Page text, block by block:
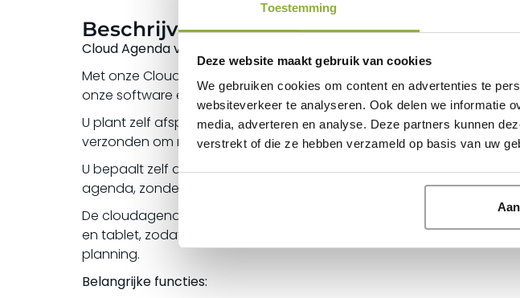
Toestemming
Deze website maakt gebruik van cookies
We gebruiken cookies om content en advertenties te
websiteverkeer te analyseren. Ook delen we informatie
media, adverteren en analyse. Deze partners kunnen
verstrekt of die ze hebben verzameld op basis van uw
Beschrijving:
Cloud Agenda voor uw salon – Altijd en overal inzicht
Met onze Cloud Agenda beheert u eenvoudig al uw salon
onze software en realtime gesynchroniseerd, zodat u altijd werkt
U plant zelf afspraken in voor uw klanten en verstuurt automatisch
verzonden om no-shows te verminderen. Alle afspraken worden
U bepaalt zelf de werkdagen, openingstijden en beschikbaarheid
agenda, zonder dat klanten online kunnen boeken.
De cloudagenda voor salons is toegankelijk via ieder apparaat
en tablet, zodat u uw afspraken altijd bij de hand heeft. Ideaal voor
planning.
Belangrijke functies: